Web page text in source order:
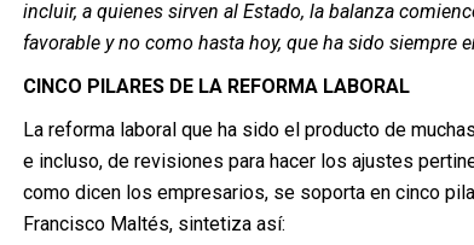
incluir, a quienes sirven al Estado, la balanza
favorable y no como hasta hoy, que ha sido siempre
CINCO PILARES DE LA REFORMA LABORAL
La reforma laboral que ha sido el producto de
e incluso, de revisiones para hacer los ajustes
como dicen los empresarios, se soporta en cinco
Francisco Maltés, sintetiza así: